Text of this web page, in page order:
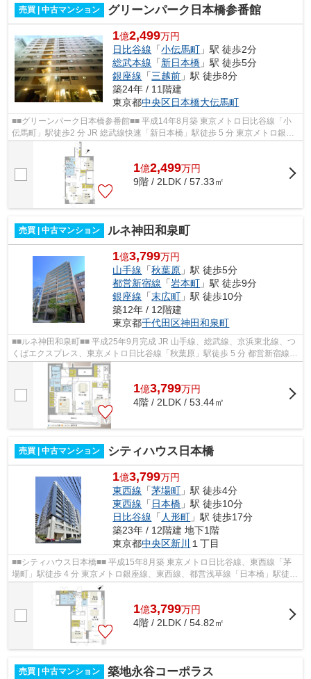
売買 | 中古マンション グリーンパーク日本橋参番館
1億2,499万円
日比谷線 「小伝馬町 」駅 徒歩2分
総武本線 「新日本橋 」駅 徒歩5分
銀座線 「三越前 」駅 徒歩8分
築24年 / 11階建
東京都中央区日本橋大伝馬町
■■グリーンパーク日本橋参番館■■ 平成14年8月築 東京メトロ日比谷線「小
伝馬町」駅徒歩2 分 JR 総武線快速「新日本橋」駅徒歩 5 分 東京メトロ銀座
線、半蔵門線「三越前」駅徒歩 8 ...
1億2,499万円
9階 / 2LDK / 57.33㎡
売買 | 中古マンション ルネ神田和泉町
1億3,799万円
山手線 「秋葉原 」駅 徒歩5分
都営新宿線 「岩本町 」駅 徒歩9分
銀座線 「末広町 」駅 徒歩10分
築12年 / 12階建
東京都千代田区神田和泉町
■■ルネ神田和泉町■■ 平成25年9月完成 JR 山手線、総武線、京浜東北線、つ
くばエクスプレス、東京メトロ日比谷線「秋葉原」駅徒歩 5 分 都営新宿線
「岩本町」駅徒歩9分 東京メトロ銀...
1億3,799万円
4階 / 2LDK / 53.44㎡
売買 | 中古マンション シティハウス日本橋
1億3,799万円
東西線 「茅場町 」駅 徒歩4分
東西線 「 日本橋 」駅 徒歩10分
日比谷線 「 人形町 」駅 徒歩17分
築23年 / 12階建 地下1階
東京都中央区新川 １丁目
■■シティハウス日本橋■■ 平成15年8月築 東京メトロ日比谷線、東西線「茅
場町」駅徒歩 4 分 東京メトロ銀座線、東西線、都営浅草線「日本橋」駅徒歩
10 分 ◆各種コンシェルジュサービ...
1億3,799万円
4階 / 2LDK / 54.82㎡
売買 | 中古マンション 築地永谷コーポラス